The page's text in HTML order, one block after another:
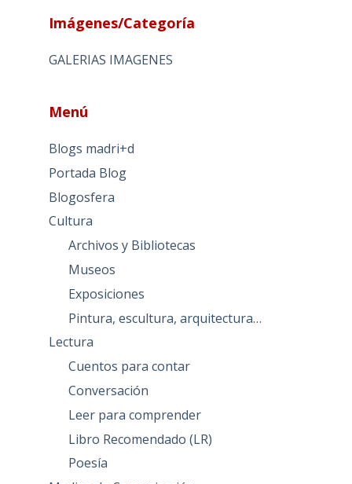
Imágenes/Categoría
GALERIAS IMAGENES
Menú
Blogs madri+d
Portada Blog
Blogosfera
Cultura
Archivos y Bibliotecas
Museos
Exposiciones
Pintura, escultura, arquitectura…
Lectura
Cuentos para contar
Conversación
Leer para comprender
Libro Recomendado (LR)
Poesía